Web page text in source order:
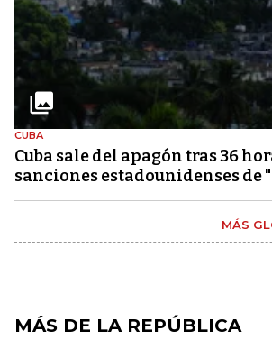
CUBA
Cuba sale del apagón tras 36
sanciones estadounidenses de
MÁS
MÁS DE LA REPÚBLICA